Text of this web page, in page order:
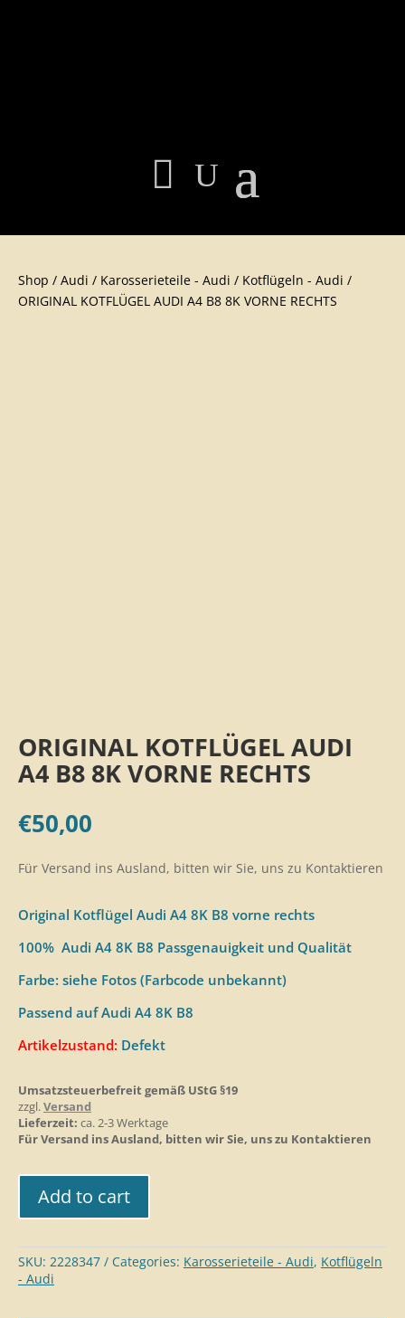
Shop / Audi / Karosserieteil​e - Audi / Kotflügeln - Audi /
ORIGINAL KOTFLÜGEL AUDI A4 B8 8K VORNE RECHTS
ORIGINAL KOTFLÜGEL AUDI
A4 B8 8K VORNE RECHTS
€50,00
Für Versand ins Ausland, bitten wir Sie, uns zu Kontaktieren
Original Kotflügel Audi A4 8K B8 vorne rechts
100% Audi A4 8K B8 Passgenauigkeit und Qualität
Farbe: siehe Fotos (Farbcode unbekannt)
Passend auf Audi A4 8K B8
Artikelzustand: Defekt
Umsatzsteuerbefreit gemäß UStG §19
zzgl.Versand
Lieferzeit: ca. 2-3 Werktage
Für Versand ins Ausland, bitten wir Sie, uns zu Kontaktieren
Add to cart
SKU: 2228347 Categories: Karosserieteil​e - Audi, Kotflügeln
- Audi